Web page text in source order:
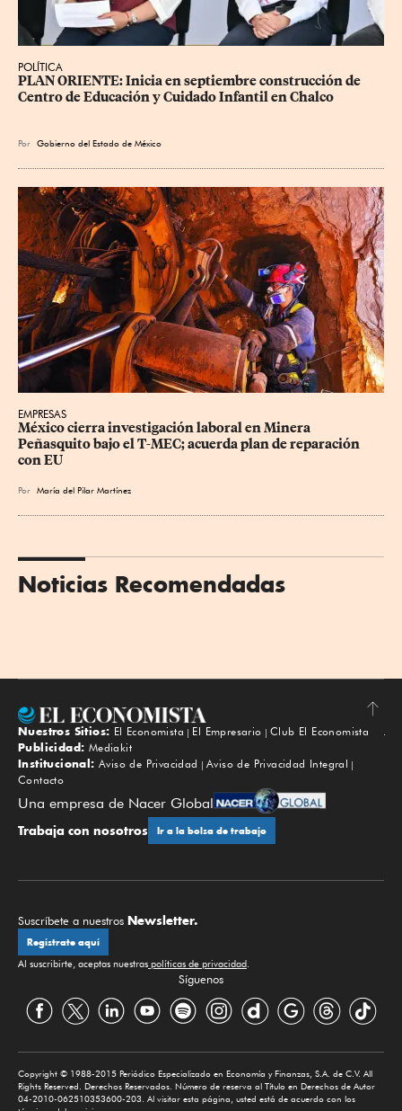
POLÍTICA
PLAN ORIENTE: Inicia en septiembre construcción de
Centro de Educación y Cuidado Infantil en Chalco
Por Gobierno del Estado de México
EMPRESAS
México cierra investigación laboral en Minera
Peñasquito bajo el T-MEC; acuerda plan de reparación
con EU
Por María del Pilar Martínez
Noticias Recomendadas
Subir
Nuestros Sitios: El Economista El Empresario
Club El Economista
Publicidad: Mediakit
Institucional: Aviso de Privacidad
Aviso de Privacidad Integral
Contacto
Una empresa de Nacer Global
Trabaja con nosotros Ir a la bolsa de trabajo
Suscríbete a nuestros Newsletter.
Regístrate aquí
Al suscribirte, aceptas nuestras políticas de privacidad.
Síguenos
Copyright © 1988-2015 Periódico Especializado en Economía y Finanzas, S.A. de C.V. All
Rights Reserved. Derechos Reservados. Número de reserva al Título en Derechos de Autor
04-2010-062510353600-203. Al visitar esta página, usted está de acuerdo con los